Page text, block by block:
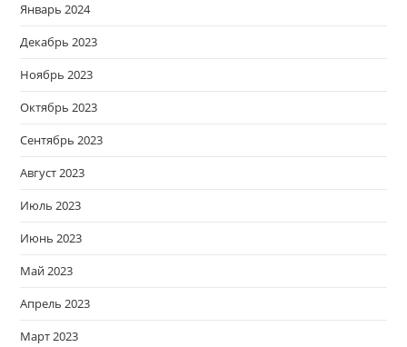
Январь 2024
Декабрь 2023
Ноябрь 2023
Октябрь 2023
Сентябрь 2023
Август 2023
Июль 2023
Июнь 2023
Май 2023
Апрель 2023
Март 2023